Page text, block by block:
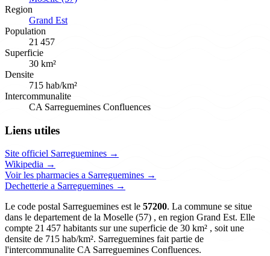
Region
Grand Est
Population
21 457
Superficie
30 km²
Densite
715 hab/km²
Intercommunalite
CA Sarreguemines Confluences
Liens utiles
Site officiel Sarreguemines →
Wikipedia →
Voir les pharmacies a Sarreguemines →
Dechetterie a Sarreguemines →
Le code postal Sarreguemines est le 57200. La commune se situe
dans le departement de la Moselle (57) , en region Grand Est. Elle
compte 21 457 habitants sur une superficie de 30 km² , soit une
densite de 715 hab/km². Sarreguemines fait partie de
l'intercommunalite CA Sarreguemines Confluences.